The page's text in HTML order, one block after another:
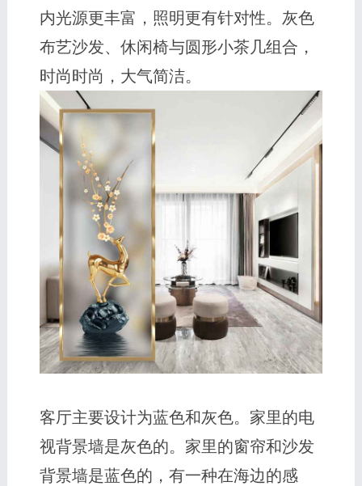
内光源更丰富，照明更有针对性。灰色
布艺沙发、休闲椅与圆形小茶几组合，
时尚时尚，大气简洁。
客厅主要设计为蓝色和灰色。家里的电
视背景墙是灰色的。家里的窗帘和沙发
背景墙是蓝色的，有一种在海边的感